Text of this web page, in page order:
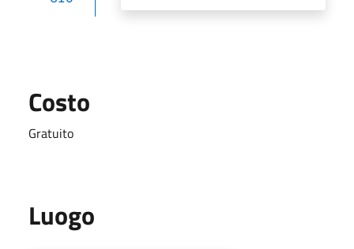
Costo
Gratuito
Luogo